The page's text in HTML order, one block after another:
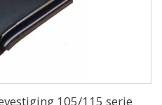
105/115 serie